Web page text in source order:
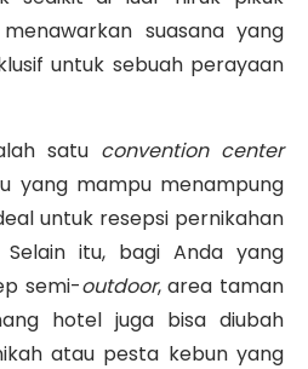
suasana yang
untuk sebuah perayaan
satu convention center
yang mampu menampung
untuk resepsi pernikahan
itu, bagi Anda yang
semi-outdoor, area taman
hotel juga bisa diubah
atau pesta kebun yang